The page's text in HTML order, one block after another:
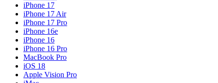
iPhone 17
iPhone 17 Air
iPhone 17 Pro
iPhone 16e
iPhone 16
iPhone 16 Pro
MacBook Pro
iOS 18
Apple Vision Pro